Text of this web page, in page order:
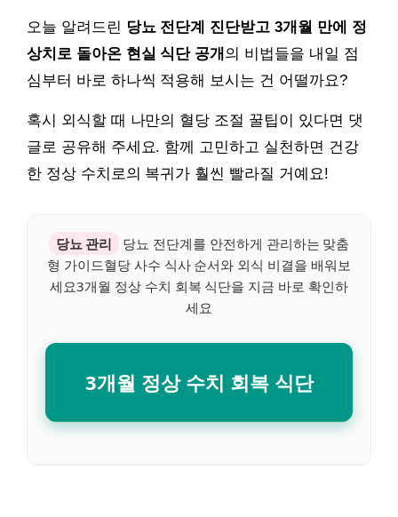
오늘 알려드린 당뇨 전단계 진단받고 3개월 만에 정
상치로 돌아온 현실 식단 공개 의 비법들을 내일 점
심부터 바로 하나씩 적용해 보시는 건 어떨까요?
혹시 외식할 때 나만의 혈당 조절 꿀팁이 있다면 댓
글로 공유해 주세요. 함께 고민하고 실천하면 건강
한 정상 수치로의 복귀가 훨씬 빨라질 거예요!
당뇨 관리
당뇨 전단계를 안전하게 관리하는 맞춤
형 가이드혈당 사수 식사 순서와 외식 비결을 배워보
세요3개월 정상 수치 회복 식단을 지금 바로 확인하
세요
3개월 정상 수치 회복 식단